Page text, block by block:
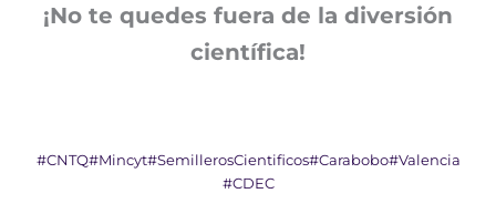
¡No te quedes fuera de la diversión
científica!
#CNTQ#Mincyt#SemillerosCientificos#Carabobo#Valencia
#CDEC